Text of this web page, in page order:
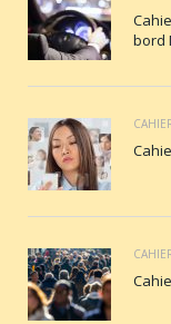
bord